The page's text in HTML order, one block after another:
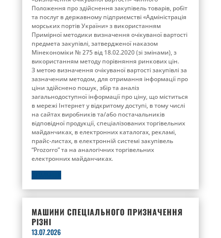
Положення про здійснення закупівель товарів, робіт
та послуг в державному підприємстві «Адміністрація
морських портів України» з використанням
Примірної методики визначення очікуваної вартості
предмета закупівлі, затвердженої наказом
Мінекономіки № 275 від 18.02.2020 (зі змінами), з
використанням методу порівняння ринкових цін.
З метою визначення очікуваної вартості закупівлі за
зазначеним методом, для отримання інформації про
ціни здійснено пошук, збір та аналіз
загальнодоступної інформації про ціну, що міститься
в мережі Інтернет у відкритому доступі, в тому числі
на сайтах виробників та/або постачальників
відповідної продукції, спеціалізованих торгівельних
майданчиках, в електронних каталогах, рекламі,
прайс-листах, в електронній системі закупівель
“Prozorro” та на аналогічних торгівельних
електронних майданчиках.
МАШИНИ СПЕЦІАЛЬНОГО ПРИЗНАЧЕННЯ
РІЗНІ
13.07.2026